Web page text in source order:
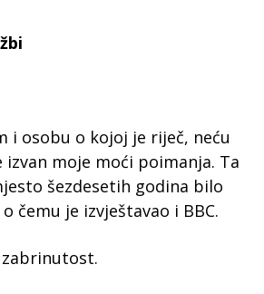
i osobu o kojoj je riječ, neću
moje moći poimanja. Ta
šezdesetih godina bilo
čemu je izvještavao i BBC.